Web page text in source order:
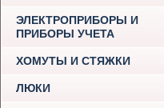
ЭЛЕКТРОПРИБОРЫ И
ПРИБОРЫ УЧЕТА
ХОМУТЫ И СТЯЖКИ
ЛЮКИ